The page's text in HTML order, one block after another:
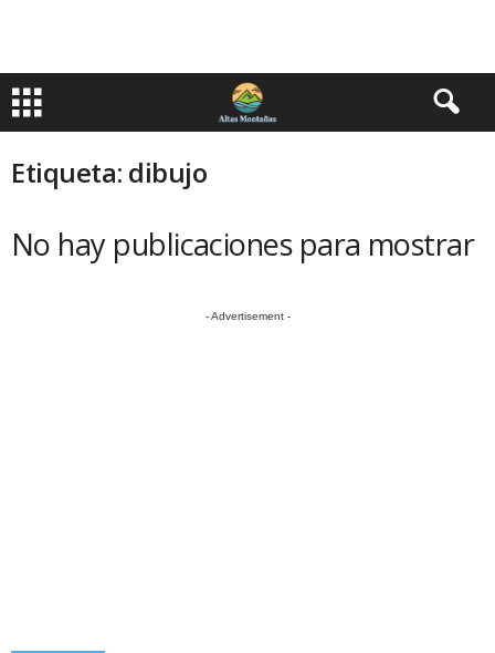
Etiqueta: dibujo
No hay publicaciones para mostrar
- Advertisement -